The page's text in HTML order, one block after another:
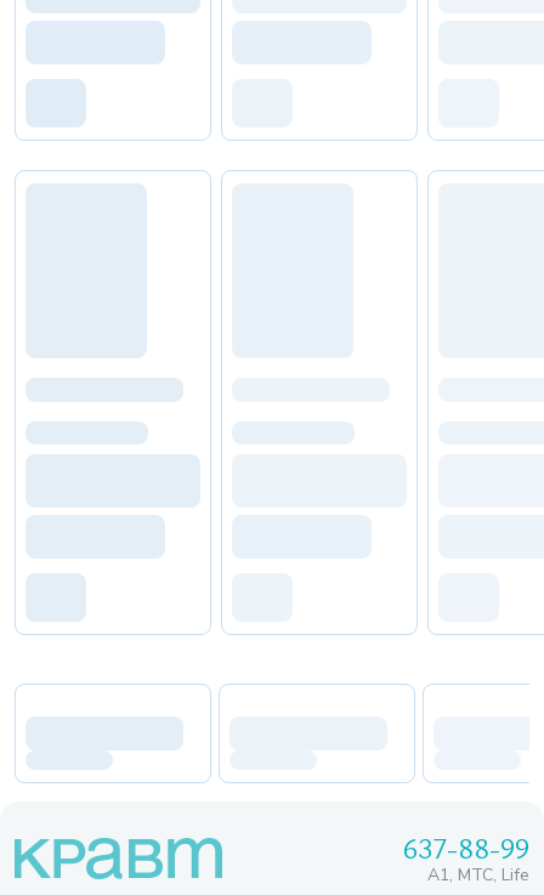
637-88-99
A1, МТС, Life